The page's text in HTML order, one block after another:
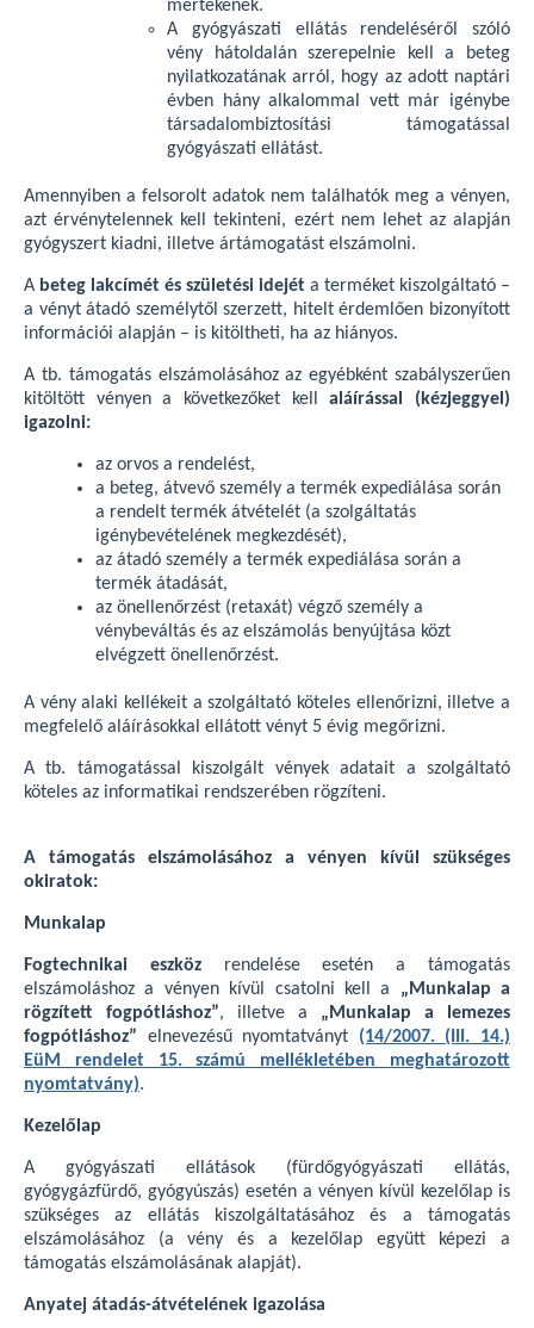
mértékének.
A gyógyászati ellátás rendeléséről szóló
vény hátoldalán szerepelnie kell a beteg
nyilatkozatának arról, hogy az adott naptári
évben hány alkalommal vett már igénybe
társadalombiztosítási támogatással
gyógyászati ellátást.
Amennyiben a felsorolt adatok nem találhatók meg a vényen,
azt érvénytelennek kell tekinteni, ezért nem lehet az alapján
gyógyszert kiadni, illetve ártámogatást elszámolni.
A beteg lakcímét és születési idejét a terméket kiszolgáltató –
a vényt átadó személytől szerzett, hitelt érdemlően bizonyított
információi alapján – is kitöltheti, ha az hiányos.
A tb. támogatás elszámolásához az egyébként szabályszerűen
kitöltött vényen a következőket kellaláírással (kézjeggyel)
igazolni:
az orvos a rendelést,
a beteg, átvevő személy a termék expediálása során
a rendelt termék átvételét (a szolgáltatás
igénybevételének megkezdését),
az átadó személy a termék expediálása során a
termék átadását,
az önellenőrzést (retaxát) végző személy a
vénybeváltás és az elszámolás benyújtása közt
elvégzett önellenőrzést.
A vény alaki kellékeit a szolgáltató köteles ellenőrizni, illetve a
megfelelő aláírásokkal ellátott vényt 5 évig megőrizni.
A tb. támogatással kiszolgált vények adatait a szolgáltató
köteles az informatikai rendszerében rögzíteni.
A támogatás elszámolásához a vényen kívül szükséges
okiratok:
Munkalap
Fogtechnikai eszközrendelése esetén a támogatás
elszámoláshoz a vényen kívül csatolni kell a „Munkalap a
rögzített fogpótláshoz”, illetve a „Munkalap a lemezes
fogpótláshoz” elnevezésű nyomtatványt (14/2007. (III. 14.)
EüM rendelet 15. számú mellékletében meghatározott
nyomtatvány).
Kezelőlap
A gyógyászati ellátások (fürdőgyógyászati ellátás,
gyógygázfürdő, gyógyúszás) esetén a vényen kívül kezelőlap is
szükséges az ellátás kiszolgáltatásához és a támogatás
elszámolásához (a vény és a kezelőlap együtt képezi a
támogatás elszámolásának alapját).
Anyatej átadás-átvételének igazolása